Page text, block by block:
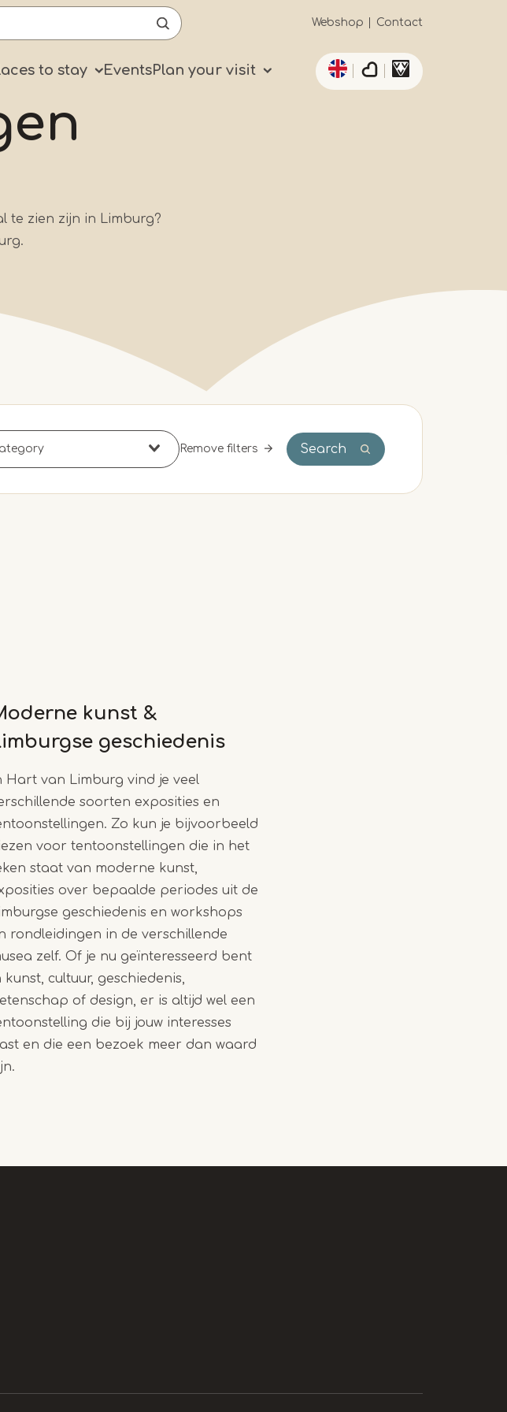
Secundaïre
navigatie
Webshop Contact
to stay EventsPlan your visit
List additional
te zien zijn in Limburg?
Remove filters Search
kunst &
geschiedenis
Hart van Limburg vind je veel
soorten exposities en
Zo kun je bijvoorbeeld
voor tentoonstellingen die in het
staat van moderne kunst,
over bepaalde periodes uit de
geschiedenis en workshops
rondleidingen in de verschillende
zelf. Of je nu geïnteresseerd bent
kunst, cultuur, geschiedenis,
of design, er is altijd wel een
die bij jouw interesses
en die een bezoek meer dan waard